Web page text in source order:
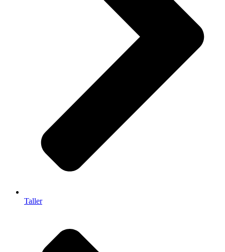
Taller